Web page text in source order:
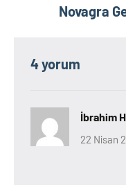
Novagra
4 yorum
İbrahim
22 Nisan